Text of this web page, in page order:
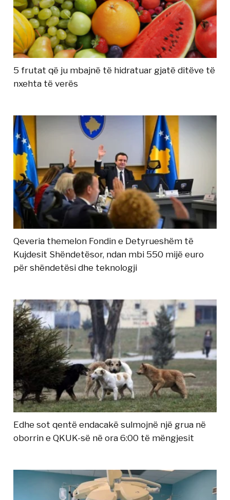
5 frutat që ju mbajnë të hidratuar gjatë ditëve të
nxehta të verës
Qeveria themelon Fondin e Detyrueshëm të
Kujdesit Shëndetësor, ndan mbi 550 mijë euro
për shëndetësi dhe teknologji
Edhe sot qentë endacakë sulmojnë një grua në
oborrin e QKUK-së në ora 6:00 të mëngjesit